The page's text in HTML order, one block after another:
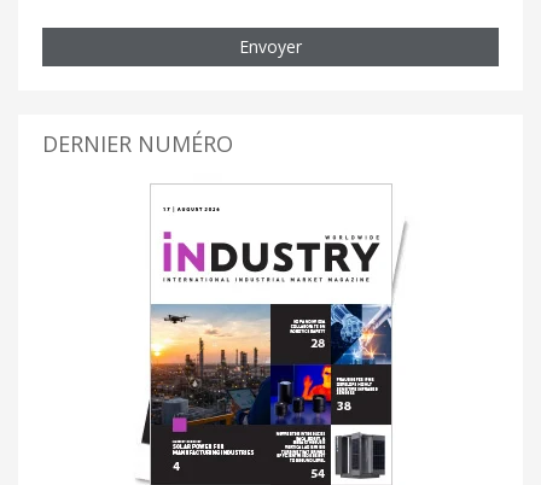
Envoyer
DERNIER NUMÉRO